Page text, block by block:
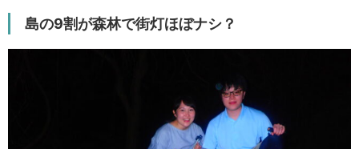
島の9割が森林で街灯ほぼナシ？